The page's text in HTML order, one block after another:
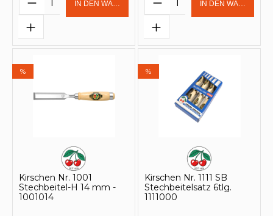
IN DEN WARENKORB IN DEN
%
Kirschen Nr. 1001
Stechbeitel-H 14 mm -
1001014
%
Kirschen Nr. 1111 SB
Stechbeitelsatz 6tlg.
1111000